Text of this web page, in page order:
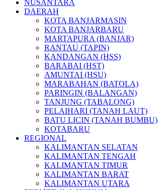
NUSANTARA
DAERAH
KOTA BANJARMASIN
KOTA BANJARBARU
MARTAPURA (BANJAR)
RANTAU (TAPIN)
KANDANGAN (HSS)
BARABAI (HST)
AMUNTAI (HSU)
MARABAHAN (BATOLA)
PARINGIN (BALANGAN)
TANJUNG (TABALONG)
PELAIHARI (TANAH LAUT)
BATU LICIN (TANAH BUMBU)
KOTABARU
REGIONAL
KALIMANTAN SELATAN
KALIMANTAN TENGAH
KALIMANTAN TIMUR
KALIMANTAN BARAT
KALIMANTAN UTARA